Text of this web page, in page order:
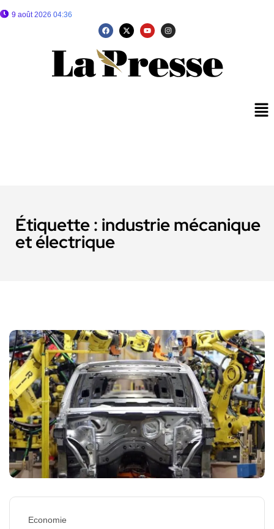
9 août 2026 04:36
Étiquette : industrie mécanique
et électrique
Economie